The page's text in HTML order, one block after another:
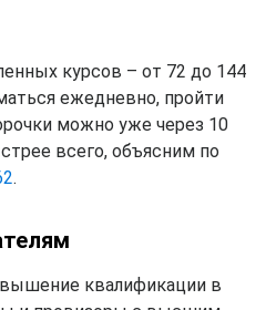
курсов – от 72 до 144
ежедневно, пройти
можно уже через 10
всего, объясним по
.
квалификации в